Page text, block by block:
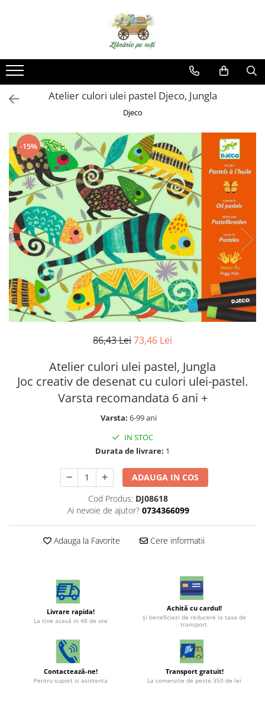
Atelier culori ulei pastel Djeco, Jungla
Djeco
-15%
86,43 Lei73,46 Lei
Atelier culori ulei pastel, Jungla
Joc creativ de desenat cu culori ulei-pastel.
Varsta recomandata 6 ani +
Varsta: 6-99 ani
IN STOC
Durata de livrare: 1
ADAUGA IN COS
Cod Produs: DJ08618
Ai nevoie de ajutor? 0734366099
Adauga la Favorite Cere informatii
Livrare rapida!
La tine acasă in 48 de ore
Achită cu cardul!
şi beneficiezi de reducere la taxa de
transport.
Contactează-ne!
Pentru suport si asistenta
Transport gratuit!
La comenzile de peste 350 de lei